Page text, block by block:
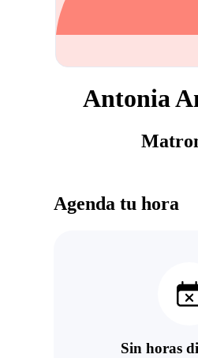
Antonia
Agenda tu hora
Sin horas